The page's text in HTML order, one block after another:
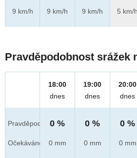
9 km/h
9 km/h
9 km/h
5 km/h
Pravděpodobnost srážek
Pravděpod.
Očekáváno
18:00
dnes
0 %
0 mm
19:00
dnes
0 %
0 mm
20:00
dnes
0 %
0 mm